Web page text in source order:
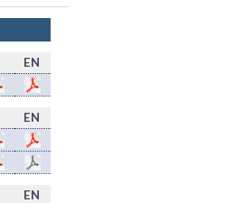
EN
EN
EN